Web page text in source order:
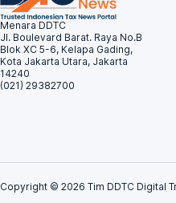
Menara DDTC
Jl. Boulevard Barat. Raya No.B
Blok XC 5-6, Kelapa Gading,
Kota Jakarta Utara, Jakarta
14240
(021) 29382700
Copyright © 2026 Tim DDTC Digital